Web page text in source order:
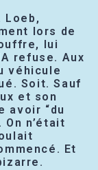
Loeb,
lors de
lui
refuse. Aux
véhicule
Soit. Sauf
et son
avoir “du
n’était
Et